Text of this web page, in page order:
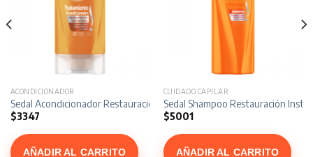
ACONDICIONADOR
Sedal Acondicionador Restauración Instantánea x 190 ml
$3347
AÑADIR AL CARRITO
CUIDADO CAPILAR
Sedal Shampoo Restauración
$5001
AÑADIR AL CARRITO
ml